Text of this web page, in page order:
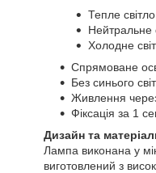
Тепле
Нейтральне
Холодне
Спрямоване
Без синього
Живлення
Фіксація за 1
Дизайн та
Лампа виконана у
виготовлений з